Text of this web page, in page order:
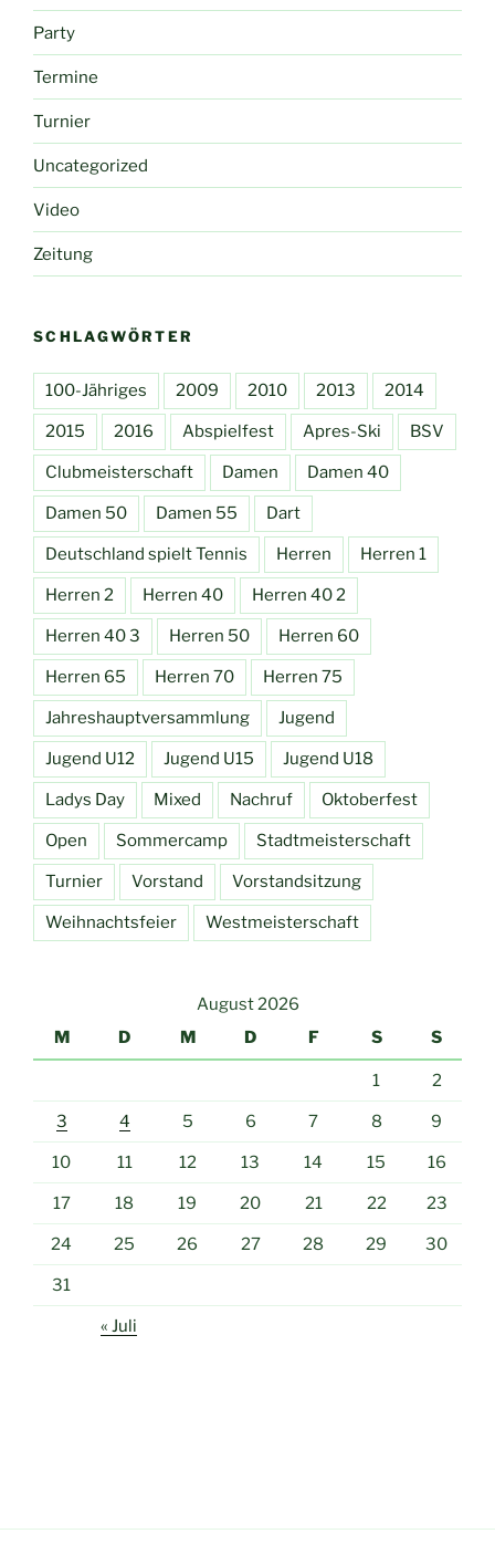
Party
Termine
Turnier
Uncategorized
Video
Zeitung
SCHLAGWÖRTER
100-Jähriges 2009 2010 2013 2014
2015 2016 Abspielfest Apres-Ski BSV
Clubmeisterschaft Damen Damen 40
Damen 50 Damen 55 Dart
Deutschland spielt Tennis Herren Herren 1
Herren 2 Herren 40 Herren 40 2
Herren 40 3 Herren 50 Herren 60
Herren 65 Herren 70 Herren 75
Jahreshauptversammlung Jugend
Jugend U12 Jugend U15 Jugend U18
Ladys Day Mixed Nachruf Oktoberfest
Open Sommercamp Stadtmeisterschaft
Turnier Vorstand Vorstandsitzung
Weihnachtsfeier Westmeisterschaft
August 2026
M
D M D F S S
1 2
3 4 5 6 7 8 9
10 11 12 13 14 15 16
17 18 19 20 21 22 23
24 25 26 27 28 29 30
31
« Juli